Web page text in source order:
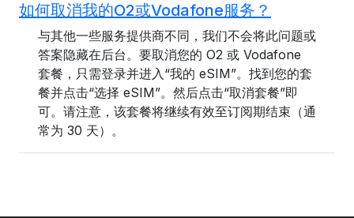
如何取消我的O2或Vodafone服务？
与其他一些服务提供商不同，我们不会将此问题或
答案隐藏在后台。要取消您的 O2 或 Vodafone
套餐，只需登录并进入“我的 eSIM”。找到您的套
餐并点击“选择 eSIM”。然后点击“取消套餐”即
可。请注意，该套餐将继续有效至订阅期结束（通
常为 30 天）。